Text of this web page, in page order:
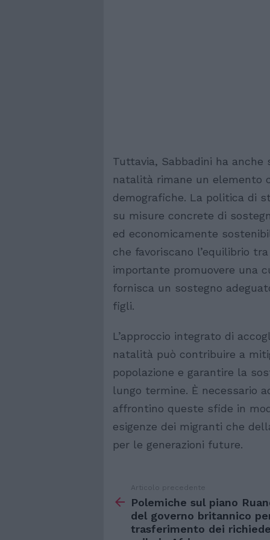
Tuttavia, Sabbadini ha
natalità rimane un elemento
demografiche. La politica di
su misure concrete di
ed economicamente
che favoriscano l’equilibrio
importante promuovere una
fornisca un sostegno
figli.
L’approccio integrato di
natalità può contribuire a
popolazione e garantire la
lungo termine. È necessario
affrontino queste sfide in
esigenze dei migranti che
per le generazioni future.
di
Articolo precedente
Polemiche sul piano
del governo britannico
trasferimento dei